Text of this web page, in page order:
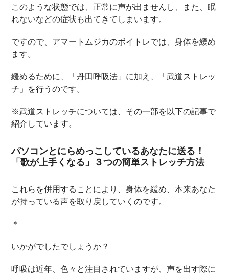
このような状態では、正常に声が出ませんし、また、眠
れないなどの症状も出てきてしまいます。
ですので、アマートムジカのボイトレでは、身体を緩め
ます。
緩めるために、「丹田呼吸法」に加え、「武道ストレッ
チ」を行うのです。
※武道ストレッチについては、その一部を以下の記事で
紹介しています。
パソコンとにらめっこしているあなたに送る！
「歌が上手くなる」３つの簡単ストレッチ方法
これらを併用することにより、身体を緩め、本来あなた
が持っている声を取り戻していくのです。
＊
いかがでしたでしょうか？
呼吸は近年、色々と注目されていますが、声を出す際に